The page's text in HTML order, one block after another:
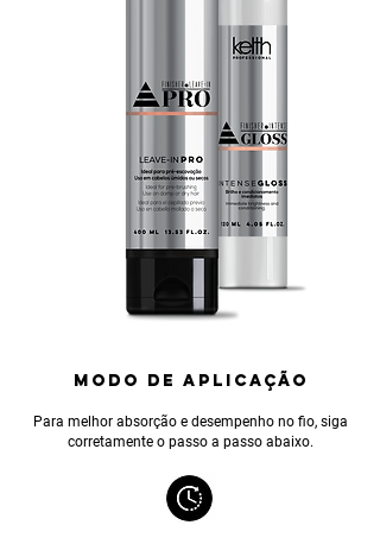
MODO DE APLICAÇÃO
Para melhor absorção e desempenho no fio, siga
corretamente o passo a passo abaixo.